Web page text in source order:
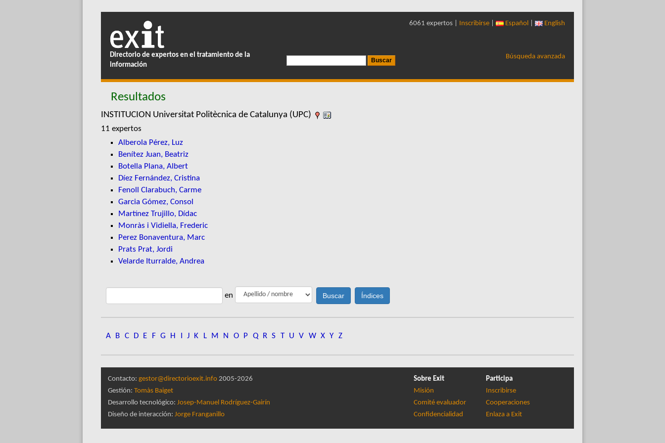
Directorio de expertos en el tratamiento de la
información
6061 expertos | Inscribirse Español English
Búsqueda avanzada
Resultados
INSTITUCION Universitat Politècnica de Catalunya (UPC)
11 expertos
Alberola Pérez, Luz
Benítez Juan, Beatriz
Botella Plana, Albert
Díez Fernández, Cristina
Fenoll Clarabuch, Carme
Garcia Gómez, Consol
Martínez Trujillo, Dídac
Monràs i Vidiella, Frederic
Perez Bonaventura, Marc
Prats Prat, Jordi
Velarde Iturralde, Andrea
en
A B C D E F G H J K L M N O P Q R S T U V W X Y Z
Contacto: gestor@directorioexit.info 2005-2026
Gestión: Tomàs Baiget
Desarrollo tecnológico: Josep-Manuel Rodríguez-Gairín
Diseño de interacción: Jorge Franganillo
Sobre Exit
Misión
Comité evaluador
Confidencialidad
Participa
Inscribirse
Cooperaciones
Enlaza a Exit